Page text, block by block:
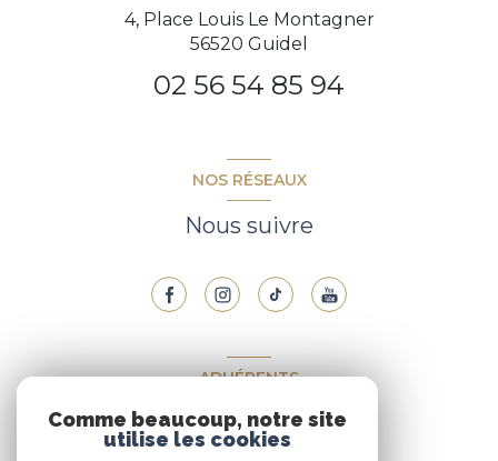
4, Place Louis Le Montagner
56520 Guidel
02 56 54 85 94
NOS RÉSEAUX
Nous suivre
ADHÉRENTS
Nous adhérons
Comme beaucoup, notre site
utilise les cookies